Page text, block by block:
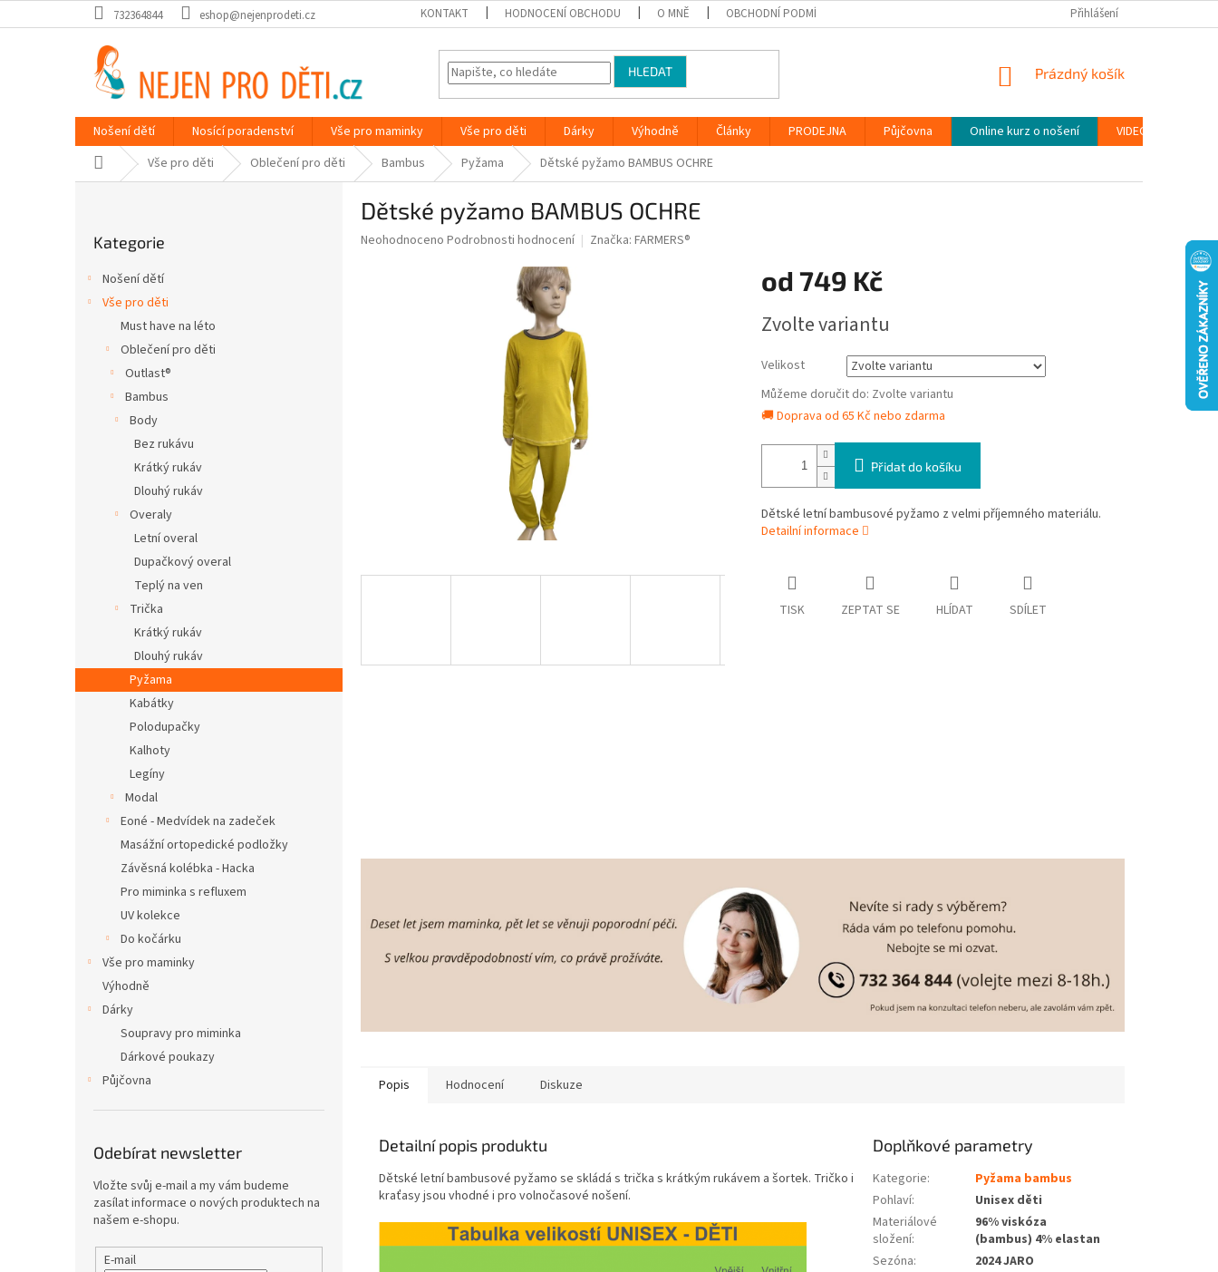
na
732364844 eshop@nejenprodeti.cz KONTAKT HODNOCENÍ OBCHODU O MNĚ OBCHODNÍ PODMÍNKY PODMÍNKY OCHRANY OSOBNÍCH ÚDAJŮ (GDPR)
Přihlášení
HLEDAT
NÁKUPNÍ
Prázdný košík
Nošení dětí Nosící poradenství Vše pro maminky Vše pro děti Dárky Výhodně Články PRODEJNA Půjčovna Online kurz o nošení
VIDEONÁVODY
Domů Vše pro děti Oblečení pro děti Bambus Pyžama Dětské pyžamo BAMBUS OCHRE
kategorie
Kategorie
Nošení dětí
Vše pro děti
Must have na léto
Oblečení pro děti
Outlast®
Bambus
Body
Bez rukávu
Krátký rukáv
Dlouhý rukáv
Overaly
Letní overal
Dupačkový overal
Teplý na ven
Trička
Krátký rukáv
Dlouhý rukáv
Pyžama
Kabátky
Polodupačky
Kalhoty
Legíny
Modal
Eoné - Medvídek na zadeček
Masážní ortopedické podložky
Závěsná kolébka - Hacka
Pro miminka s refluxem
UV kolekce
Do kočárku
Vše pro maminky
Výhodně
Dárky
Soupravy pro miminka
Dárkové poukazy
Půjčovna
Odebírat newsletter
Vložte svůj e-mail a my vám budeme
zasílat informace o nových produktech na
našem e-shopu.
E-mail
Dětské pyžamo BAMBUS OCHRE
Průměrné
Neohodnoceno Podrobnosti hodnocení Značka: FARMERS®
od 749 Kč
cena:
Zvolte variantu
Velikost
Můžeme doručit do: Zvolte variantu
🚚 Doprava od 65 Kč nebo zdarma
Přidat do košíku
Dětské letní bambusové pyžamo z velmi příjemného materiálu.
Detailní informace
TISK ZEPTAT SE HLÍDAT SDÍLET
Popis Hodnocení Diskuze
Detailní popis produktu
Dětské letní bambusové pyžamo se skládá s trička s krátkým rukávem a šortek. Tričko i
kraťasy jsou vhodné i pro volnočasové nošení.
Doplňkové parametry
Kategorie:
Pyžama bambus
Pohlaví:
Unisex děti
Materiálové
složení:
96% viskóza
(bambus) 4% elastan
Sezóna:
2024 JARO